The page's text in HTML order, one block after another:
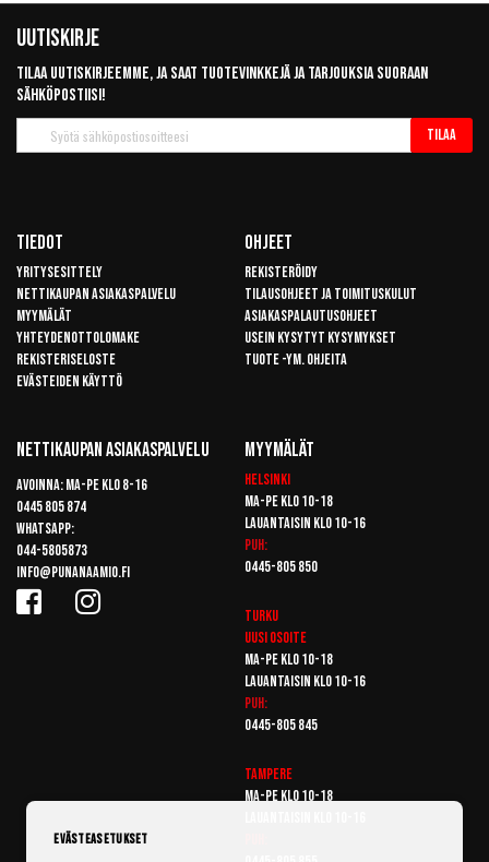
Uutiskirje
Tilaa uutiskirjeemme, ja saat tuotevinkkejä ja tarjouksia suoraan
sähköpostiisi!
uutiskirje
Tilaa
Tiedot
Yritysesittely
Nettikaupan asiakaspalvelu
Myymälät
Yhteydenottolomake
Rekisteriseloste
Evästeiden käyttö
Ohjeet
Rekisteröidy
Tilausohjeet ja toimituskulut
Asiakaspalautusohjeet
Usein kysytyt kysymykset
Tuote -ym. ohjeita
Nettikaupan Asiakaspalvelu
Avoinna: Ma-pe klo 8-16
0445 805 874
Whatsapp:
044-5805873
info@punanaamio.fi
Myymälät
Helsinki
Ma-pe klo 10-18
Lauantaisin klo 10-16
Puh:
0445-805 850
Turku
Uusi osoite
Ma-pe klo 10-18
Lauantaisin klo 10-16
Puh:
0445-805 845
Tampere
Ma-pe klo 10-18
Evästeasetukset